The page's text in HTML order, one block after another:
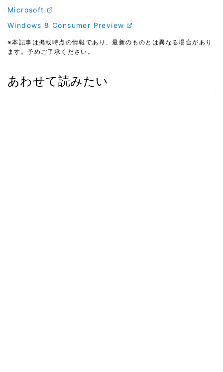
Microsoft
Windows 8 Consumer Preview
※本記事は掲載時点の情報であり、最新のものとは異なる場合があり
ます。予めご了承ください。
あわせて読みたい